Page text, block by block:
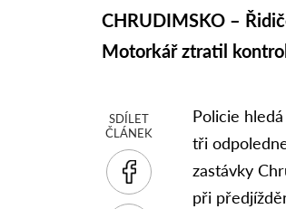
CHRUDIMSKO –
Motorkář ztratil
SDÍLET
ČLÁNEK
Policie
tři
zastávky
při